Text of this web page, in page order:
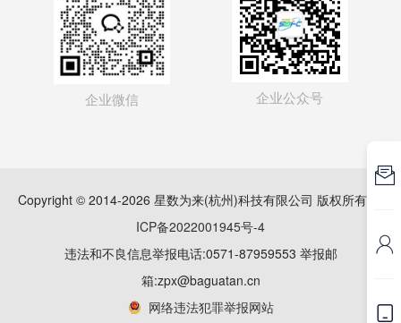
企业微信 企业公众号
Copyright © 2014-2026 星数为来(杭州)科技有限公司 版权所有
ICP备2022001945号-4
违法和不良信息举报电话:0571-87959553 举报邮
箱:zpx@baguatan.cn
网络违法犯罪举报网站


